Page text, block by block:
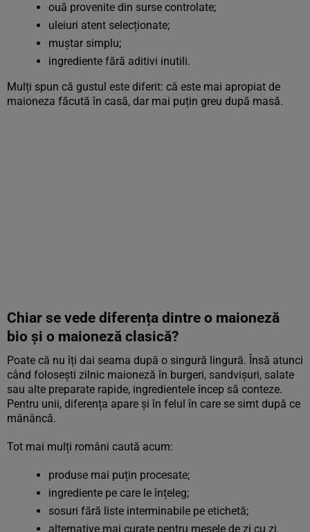
ouă provenite din surse controlate;
uleiuri atent selecționate;
muștar simplu;
ingrediente fără aditivi inutili.
Mulți spun că gustul este diferit: că este mai apropiat de
maioneza făcută în casă, dar mai puțin greu după masă.
Chiar se vede diferența dintre o maioneză
bio și o maioneză clasică?
Poate că nu îți dai seama după o singură lingură. Însă atunci
când folosești zilnic maioneză în burgeri, sandvișuri, salate
sau alte preparate rapide, ingredientele încep să conteze.
Pentru unii, diferența apare și în felul în care se simt după ce
mănâncă.
Tot mai mulți români caută acum:
produse mai puțin procesate;
ingrediente pe care le înțeleg;
sosuri fără liste interminabile pe etichetă;
alternative mai curate pentru mesele de zi cu zi.